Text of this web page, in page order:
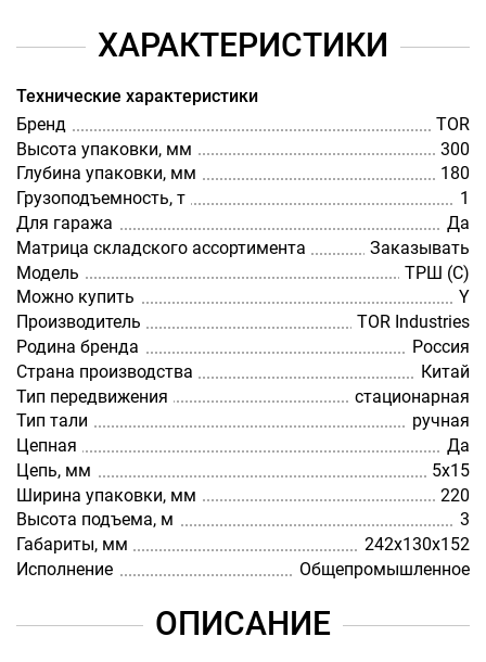
ХАРАКТЕРИСТИКИ
Технические характеристики
Бренд
TOR
Высота упаковки, мм
300
Глубина упаковки, мм
180
Грузоподъемность, т
1
Для гаража
Да
Матрица складского ассортимента
Заказывать
Модель
ТРШ (С)
Можно купить
Y
Производитель
TOR Industries
Родина бренда
Россия
Страна производства
Китай
Тип передвижения
стационарная
Тип тали
ручная
Цепная
Да
Цепь, мм
5х15
Ширина упаковки, мм
220
Высота подъема, м
3
Габариты, мм
242х130х152
Исполнение
Общепромышленное
ОПИСАНИЕ